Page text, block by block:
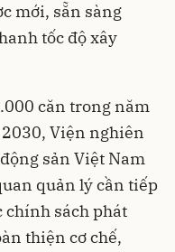
mới, sẵn sàng
tốc độ xây
căn trong năm
Viện nghiên
sản Việt Nam
quản lý cần tiếp
chính sách phát
thiện cơ chế,